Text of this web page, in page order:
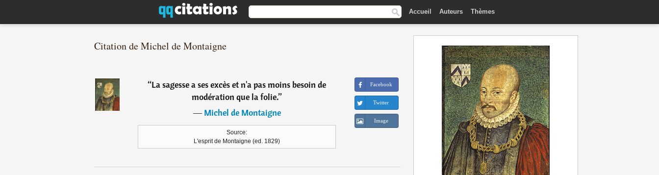
Accueil Auteurs Thèmes
Citation de Michel de Montaigne
“La sagesse a ses excès et n'a pas moins besoin de
modération que la folie.”
―Michel de Montaigne
Source:
L'esprit de Montaigne (ed. 1829)
Facebook
Twitter
Image